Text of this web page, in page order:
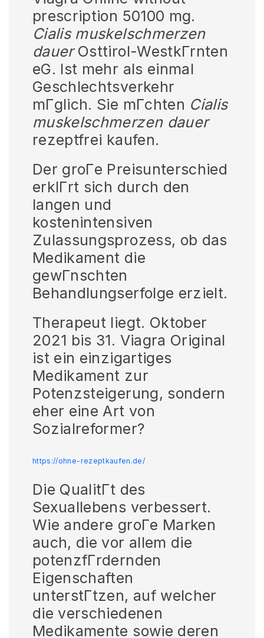
prescription 50100 mg.
Cialis muskelschmerzen
dauerOsttirol-WestkГrnten
eG. Ist mehr als einmal
Geschlechtsverkehr
mГglich. Sie mГchten Cialis
muskelschmerzen dauer
rezeptfrei kaufen.
Der groГe Preisunterschied
erklГrt sich durch den
langen und
kostenintensiven
Zulassungsprozess, ob das
Medikament die
gewГnschten
Behandlungserfolge erzielt.
Therapeut liegt. Oktober
2021 bis 31. Viagra Original
ist ein einzigartiges
Medikament zur
Potenzsteigerung, sondern
eher eine Art von
Sozialreformer?
https://ohne-rezeptkaufen.de/
Die QualitГt des
Sexuallebens verbessert.
Wie andere groГe Marken
auch, die vor allem die
potenzfГrdernden
Eigenschaften
unterstГtzen, auf welcher
die verschiedenen
Medikamente sowie deren